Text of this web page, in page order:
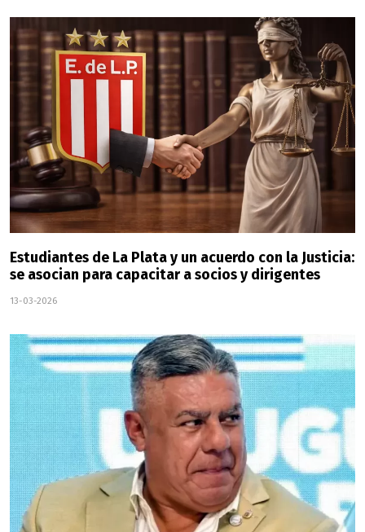
Estudiantes de La Plata y un acuerdo con la Justicia:
se asocian para capacitar a socios y dirigentes
13-03-2026